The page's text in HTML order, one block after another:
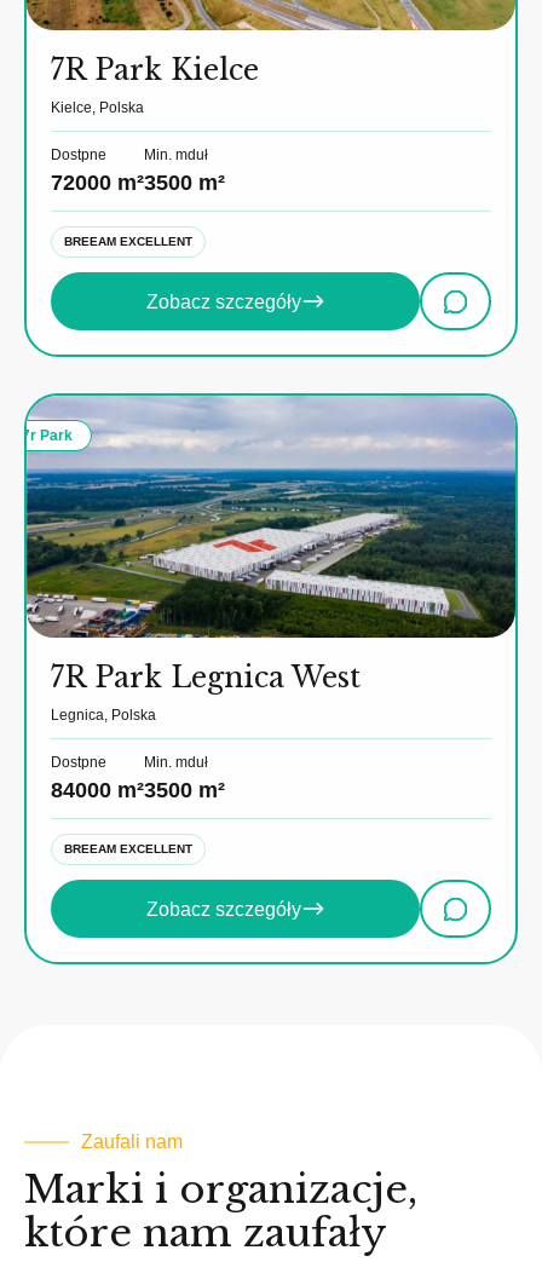
7R Park Kielce
Kielce, Polska
Dostpne
72000 m²
Min. mduł
3500 m²
BREEAM EXCELLENT
Zobacz szczegóły
7r Park
7R Park Legnica West
Legnica, Polska
Dostpne
84000 m²
Min. mduł
3500 m²
BREEAM EXCELLENT
Zobacz szczegóły
Zaufali nam
Marki i organizacje,
które nam zaufały